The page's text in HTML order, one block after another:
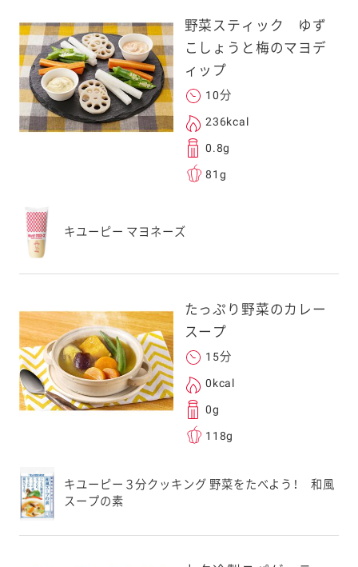
野菜スティック ゆず
こしょうと梅のマヨデ
ィップ
10分
236kcal
0.8g
81g
キユーピー マヨネーズ
たっぷり野菜のカレー
スープ
15分
0kcal
0g
118g
キユーピー３分クッキング 野菜をたべよう！ 和風
スープの素